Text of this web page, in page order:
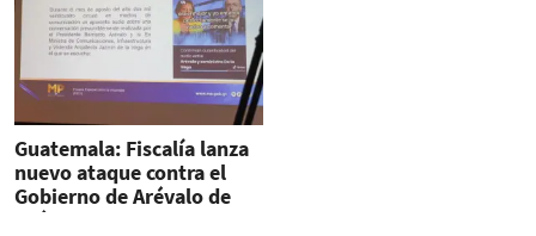
Guatemala: Fiscalía lanza
nuevo ataque contra el
Gobierno de Arévalo de
León